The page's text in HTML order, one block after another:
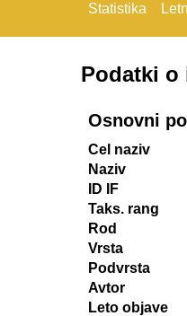
Statistika
Podatki o
Osnovni
Cel naziv
Naziv
ID IF
Taks. rang
Rod
Vrsta
Podvrsta
Avtor
Leto objave